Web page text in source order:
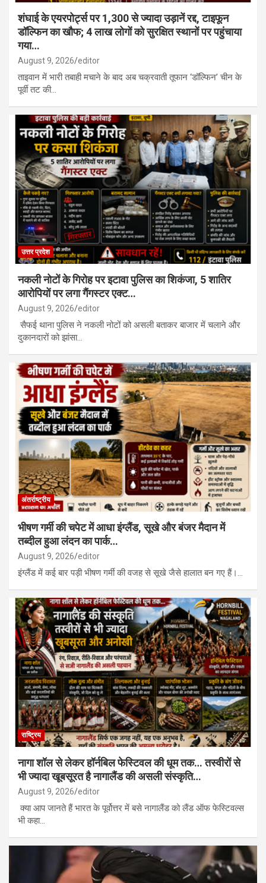
शंघाई के एयरपोर्ट्स पर 1,300 से ज्यादा उड़ानें रद्द, टाइफून
डॉल्फिन का खौफ; 4 लाख लोगों को सुरक्षित स्थानों पर पहुंचाया
गया…
August 9, 2026 editor
ताइवान में भारी तबाही मचाने के बाद अब चक्रवाती तूफान ‘डॉल्फिन’ चीन के
पूर्वी तट की…
उत्तर प्रदेश
नकली नोटों के गिरोह पर इटावा पुलिस का शिकंजा, 5 शातिर
आरोपियों पर लगा गैंगस्टर एक्ट…
August 9, 2026 editor
सैफई थाना पुलिस ने नकली नोटों को असली बताकर बाजार में चलाने और
दुकानदारों को झांसा…
अंतर्राष्ट्रीय
भीषण गर्मी की चपेट में आधा इंग्लैंड, सूखे और बंजर मैदान में
तब्दील हुआ लंदन का पार्क…
August 9, 2026 editor
इंग्लैंड में कई बार पड़ी भीषण गर्मी की वजह से सूखे जैसे हालात बन गए हैं।…
राष्ट्रिय
नागा शॉल से लेकर हॉर्नबिल फेस्टिवल की धूम तक… तस्वीरों से
भी ज्यादा खूबसूरत है नागालैंड की असली संस्कृति…
August 9, 2026 editor
क्या आप जानते हैं भारत के पूर्वोत्तर में बसे नागालैंड को लैंड ऑफ फेस्टिवल्स
भी कहा…